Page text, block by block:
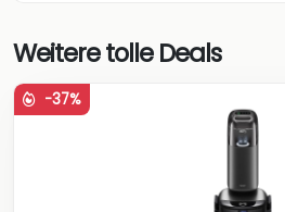
Weitere tolle Deals
-37%